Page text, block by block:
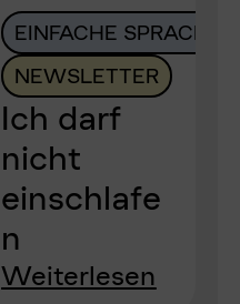
EINFACHE SPRACHE
NEWSLETTER
Ich darf
nicht
einschlafe
n
Weiterlesen